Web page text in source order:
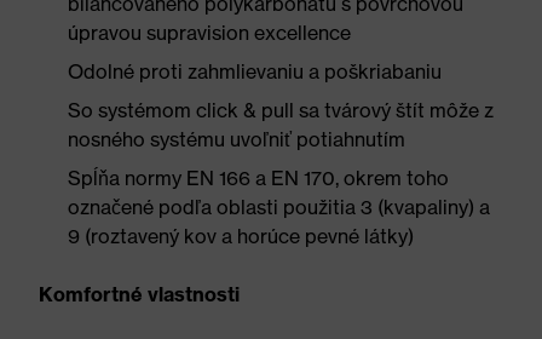
úpravou supravision excellence
Odolné proti zahmlievaniu a poškriabaniu
So systémom click & pull sa tvárový štít môže z
nosného systému uvoľniť potiahnutím
Spĺňa normy EN 166 a EN 170, okrem toho
označené podľa oblasti použitia 3 (kvapaliny) a
9 (roztavený kov a horúce pevné látky)
Komfortné vlastnosti